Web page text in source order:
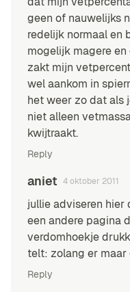
geen of nauwelijks
redelijk normaal en
mogelijk magere
zakt mijn
wel aankom in
het weer zo dat als
niet alleen
kwijtraakt.
Reply
aniet 4 oktober 2011
jullie adviseren hier
een andere pagina
verdomhoekje
telt: zolang er maar
Reply